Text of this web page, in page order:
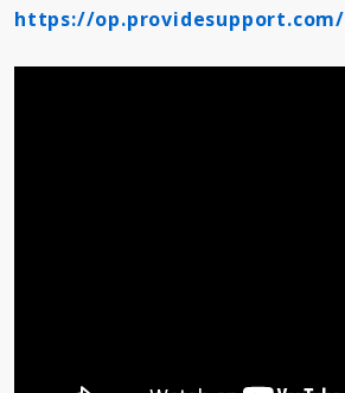
https://op.providesupport.com/